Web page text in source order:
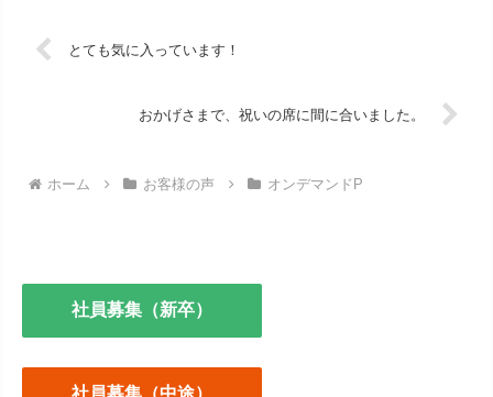
とても気に入っています！
おかげさまで、祝いの席に間に合いました。
ホーム お客様の声 オンデマンドP
社員募集（新卒）
社員募集（中途）